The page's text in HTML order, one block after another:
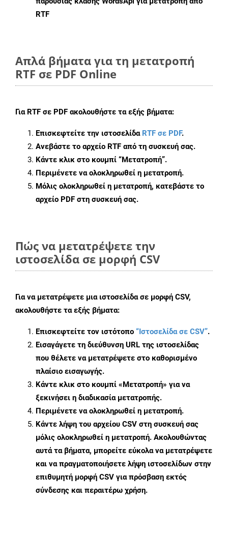
RTF
Απλά βήματα για τη μετατροπή
RTF σε PDF Online
Για RTF σε PDF ακολουθήστε τα εξής βήματα:
Επισκεφτείτε την ιστοσελίδα RTF σε PDF.
Ανεβάστε το αρχείο RTF από τη συσκευή σας.
Κάντε κλικ στο κουμπί “Μετατροπή”.
Περιμένετε να ολοκληρωθεί η μετατροπή.
Μόλις ολοκληρωθεί η μετατροπή, κατεβάστε το
αρχείο PDF στη συσκευή σας.
Πώς να μετατρέψετε την
ιστοσελίδα σε μορφή CSV
Για να μετατρέψετε μια ιστοσελίδα σε μορφή CSV,
ακολουθήστε τα εξής βήματα:
Επισκεφτείτε τον ιστότοπο “Ιστοσελίδα σε CSV”.
Εισαγάγετε τη διεύθυνση URL της ιστοσελίδας
που θέλετε να μετατρέψετε στο καθορισμένο
πλαίσιο εισαγωγής.
Κάντε κλικ στο κουμπί «Μετατροπή» για να
ξεκινήσει η διαδικασία μετατροπής.
Περιμένετε να ολοκληρωθεί η μετατροπή.
Κάντε λήψη του αρχείου CSV στη συσκευή σας
μόλις ολοκληρωθεί η μετατροπή. Ακολουθώντας
αυτά τα βήματα, μπορείτε εύκολα να μετατρέψετε
και να πραγματοποιήσετε λήψη ιστοσελίδων στην
επιθυμητή μορφή CSV για πρόσβαση εκτός
σύνδεσης και περαιτέρω χρήση.